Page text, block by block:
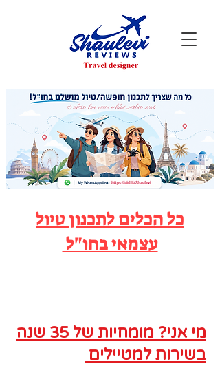
כל הכלים לתכנון טיול
עצמאי בחו"ל
מי אני? מומחיות של 35 שנה
בשירות למטיילים